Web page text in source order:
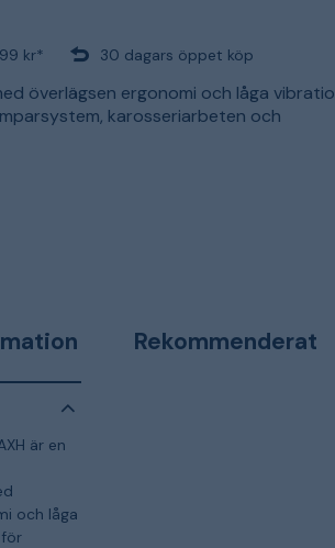
kr* 30 dagars öppet köp
överlägsen ergonomi och låga
karosseriarbeten och
är en
och låga
Rekommenderat